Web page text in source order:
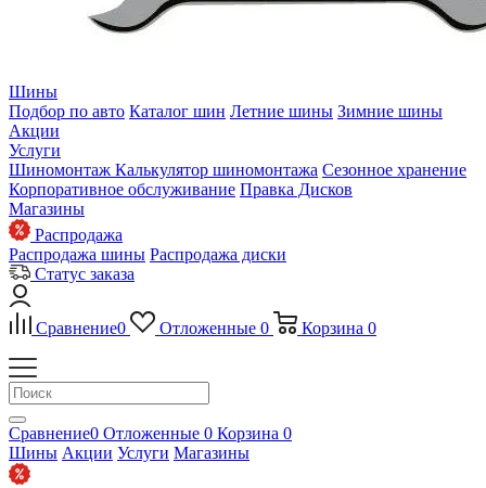
Шины
Подбор по авто Каталог шин Летние шины Зимние шины
Акции
Услуги
Шиномонтаж Калькулятор шиномонтажа Сезонное хранение
Корпоративное обслуживание Правка Дисков
Магазины
Распродажа
Распродажа шины Распродажа диски
Статус заказа
Сравнение0 Отложенные 0 Корзина 0
Сравнение0 Отложенные 0 Корзина 0
Шины Акции Услуги Магазины